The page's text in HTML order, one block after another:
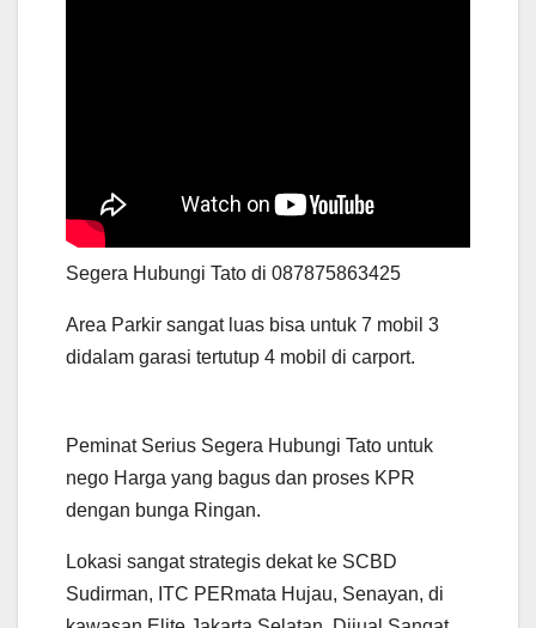
Segera Hubungi Tato di 087875863425
Area Parkir sangat luas bisa untuk 7 mobil 3
didalam garasi tertutup 4 mobil di carport.
Peminat Serius Segera Hubungi Tato untuk
nego Harga yang bagus dan proses KPR
dengan bunga Ringan.
Lokasi sangat strategis dekat ke SCBD
Sudirman, ITC PERmata Hujau, Senayan, di